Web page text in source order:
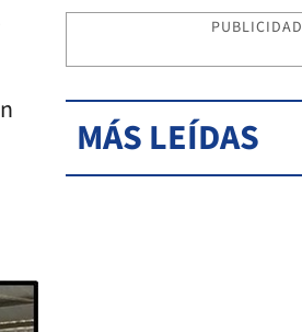
PUBLICIDAD
MÁS LEÍDAS